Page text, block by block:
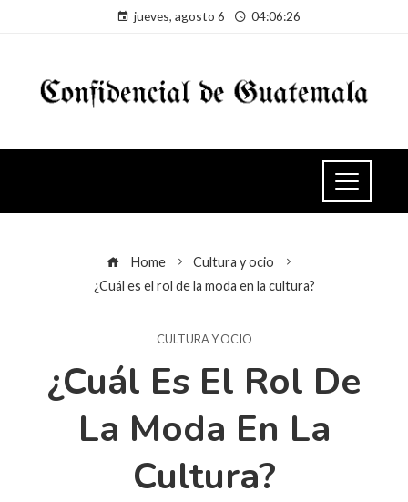
jueves, agosto 6 04:06:26
Home
Cultura y ocio
¿Cuál es el rol de la moda en la cultura?
CULTURA Y OCIO
¿Cuál Es El Rol De
La Moda En La
Cultura?